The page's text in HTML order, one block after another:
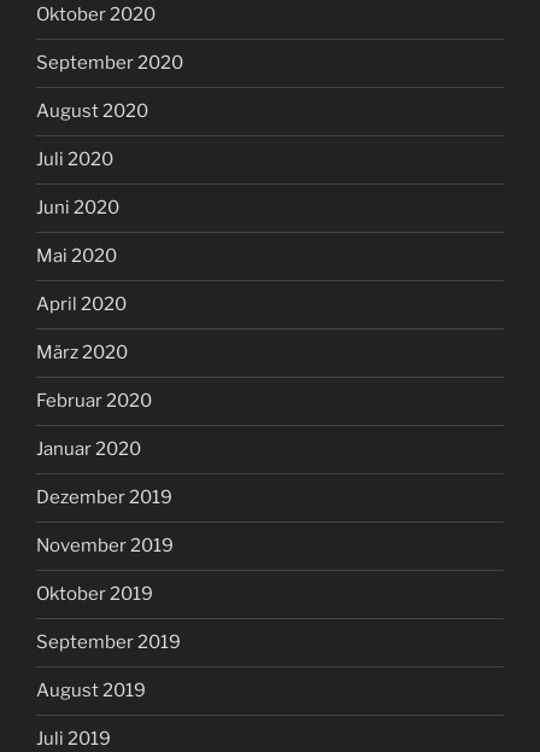
Oktober 2020
September 2020
August 2020
Juli 2020
Juni 2020
Mai 2020
April 2020
März 2020
Februar 2020
Januar 2020
Dezember 2019
November 2019
Oktober 2019
September 2019
August 2019
Juli 2019